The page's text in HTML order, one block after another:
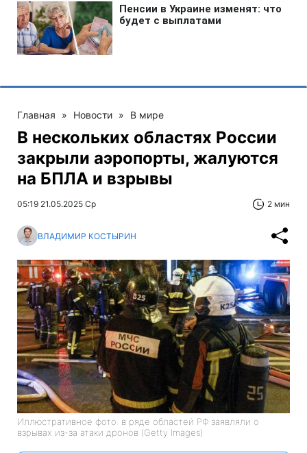
Главная » Новости » В мире
В нескольких областях России
закрыли аэропорты, жалуются
на БПЛА и взрывы
05:19 21.05.2025 Ср 2 мин
ВЛАДИМИР КОСТЫРИН
Иллюстративное фото: в ряде областей РФ заявляли о
взрывах из-за атаки дронов (Getty Images)